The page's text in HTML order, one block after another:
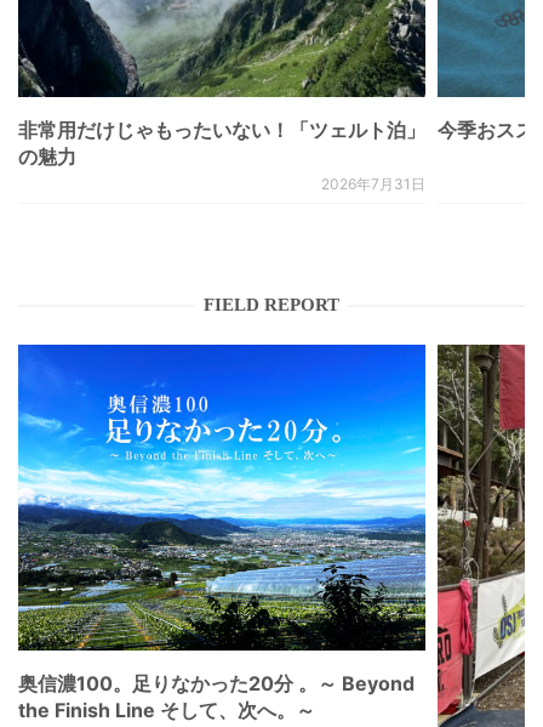
非常用だけじゃもったいない！「ツェルト泊」
の魅力
2026年7月31日
今季おスス
FIELD REPORT
奥信濃100。足りなかった20分 。～ Beyond
the Finish Line そして、次へ。～